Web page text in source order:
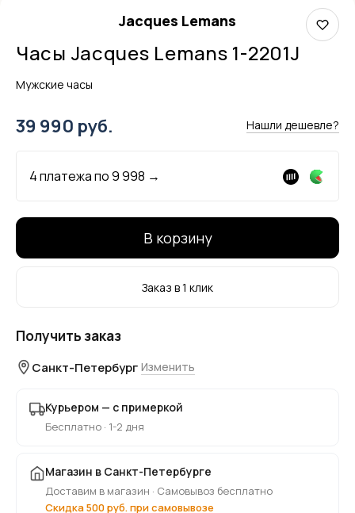
Jacques Lemans
Часы Jacques Lemans 1-2201J
Мужские часы
39 990 руб. Нашли дешевле?
4 платежа по9 998 →
В корзину
Заказ в 1 клик
Получить заказ
Санкт-Петербург Изменить
Курьером — с примеркой
Бесплатно · 1-2 дня
Магазин в Санкт-Петербурге
Доставим в магазин · Самовывоз бесплатно
Скидка 500 руб. при самовывозе